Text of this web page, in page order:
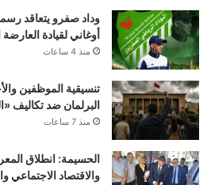
وداد صفرو يتعاقد
أوغاني لقيادة العارضة
منذ 4 ساعات
تنسيقية الموظفين
البرلمان ضد تكاليف
منذ 7 ساعات
الحسيمة: انطلاق
والاقتصاد الاجتماعي